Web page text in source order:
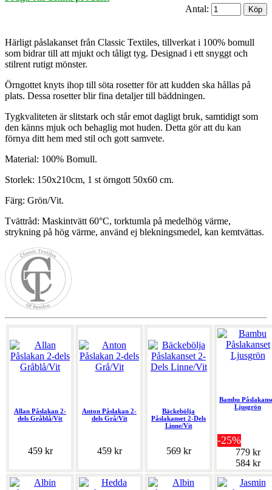
Antal:
Härligt påslakanset från Classic Textiles, tillverkat i 100% bomull
som bidrar till att mjukt och tåligt tyg. Designad i ett snyggt och
stilrent rutigt mönster.
Örngottet knyts ihop till söta rosetter för att kudden ska hållas på
plats. Dessa rosetter blir fina detaljer till bäddningen.
Tygkvaliteten är slitstark och står emot dagligt bruk, samtidigt som
den känns mjuk och behaglig mot huden. Detta gör att du kan
förnya ditt hem med stil och gott samvete.
Material: 100% Bomull.
Storlek: 150x210cm, 1 st örngott 50x60 cm.
Färg: Grön/Vit.
Tvättråd: Maskintvätt 60°C, torktumla på medelhög värme,
strykning på hög värme, använd ej blekningsmedel, kan kemtvättas.
Allan Påslakan 2-
dels Gråblå/Vit
459 kr
Anton Påslakan 2-
dels Grå/Vit
459 kr
Bäckebölja
Påslakanset 2-Dels
Linne/Vit
569 kr
Bambu
Ljusgrön
-25%
779 kr
584 kr